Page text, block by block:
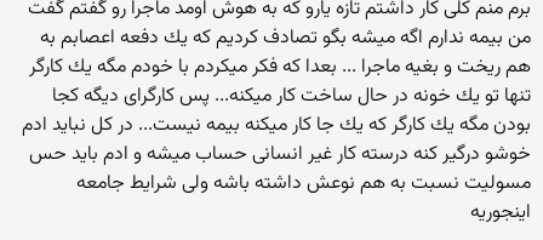
برم منم كلی كار داشتم تازه یارو كه به هوش اومد ماجرا رو گفتم گفت
من بیمه ندارم اگه میشه بگو تصادف كردیم كه یك دفعه اعصابم به
هم ریخت و بغیه ماجرا ... بعدا كه فكر میكردم با خودم مگه یك كارگر
تنها تو یك خونه در حال ساخت كار میكنه... پس كارگرای دیگه كجا
بودن مگه یك كارگر كه یك جا كار میكنه بیمه نیست... در كل نباید ادم
خوشو درگیر كنه درسته كار غیر انسانی حساب میشه و ادم باید حس
مسولیت نسبت به هم نوعش داشته باشه ولی شرایط جامعه
اینجوریه